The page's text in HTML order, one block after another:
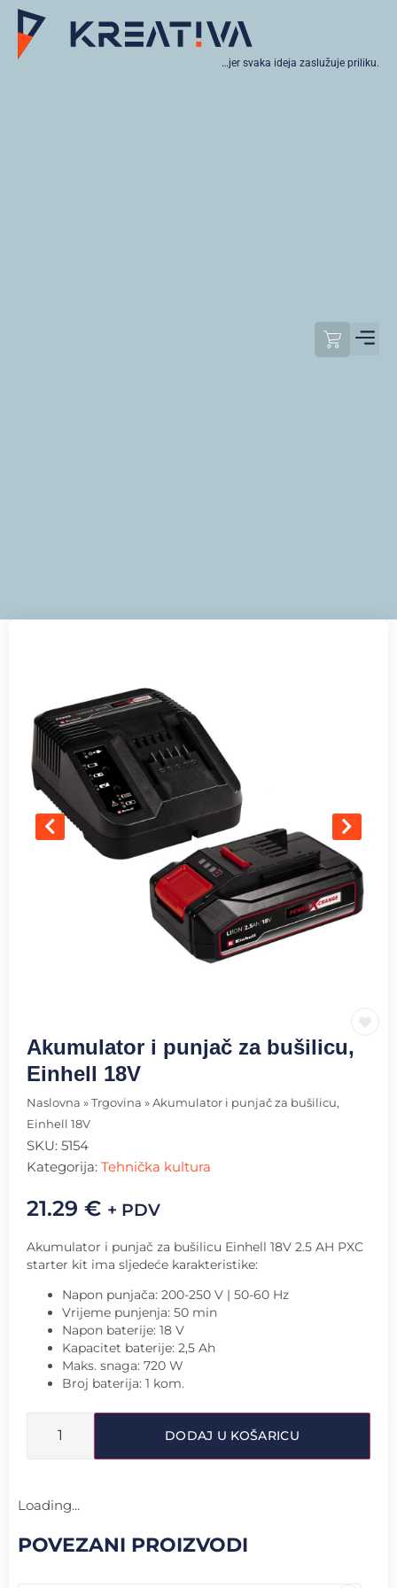
…jer svaka ideja zaslužuje priliku.
Akumulator i punjač za bušilicu,
Einhell 18V
Naslovna » Trgovina » Akumulator i punjač za bušilicu,
Einhell 18V
SKU: 5154
Kategorija: Tehnička kultura
21.29 € + PDV
Akumulator i punjač za bušilicu Einhell 18V 2.5 AH PXC
starter kit ima sljedeće karakteristike:
Napon punjača: 200-250 V | 50-60 Hz
Vrijeme punjenja: 50 min
Napon baterije: 18 V
Kapacitet baterije: 2,5 Ah
Maks. snaga: 720 W
Broj baterija: 1 kom.
DODAJ U KOŠARICU
Loading...
POVEZANI PROIZVODI